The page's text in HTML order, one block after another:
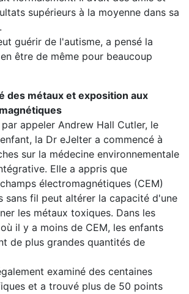
supérieurs à la moyenne dans sa
guérir de l'autisme, a pensé la
être de même pour beaucoup
des métaux et exposition aux
appeler Andrew Hall Cutler, le
la Dr eJelter a commencé à
sur la médecine environnementale
Elle a appris que
électromagnétiques (CEM)
sans fil peut altérer la capacité d'une
les métaux toxiques. Dans les
il y a moins de CEM, les enfants
de plus grandes quantités de
examiné des centaines
et a trouvé plus de 50 points